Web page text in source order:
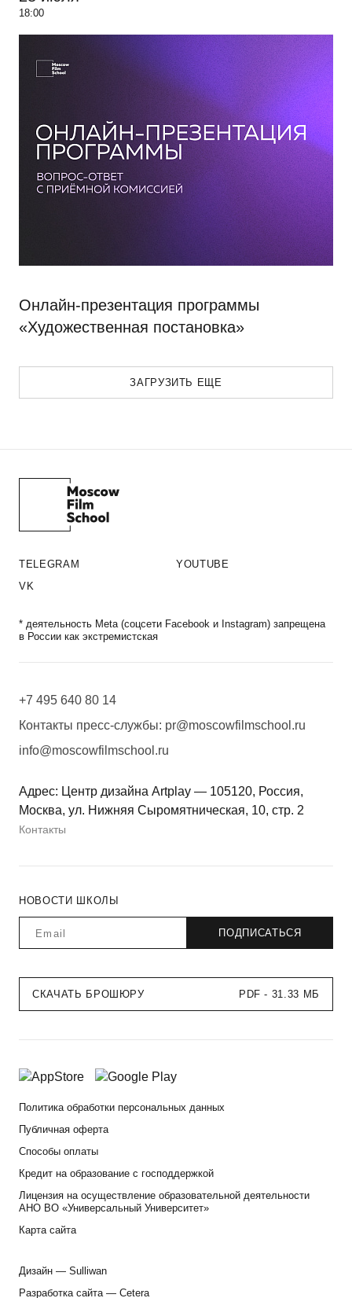
18:00
Онлайн-презентация программы
«Художественная постановка»
ЗАГРУЗИТЬ ЕЩЕ
TELEGRAM
YOUTUBE
VK
* деятельность Meta (соцсети Facebook и Instagram) запрещена
в России как экстремистская
+7 495 640 80 14
Контакты пресс-службы: pr@moscowfilmschool.ru
info@moscowfilmschool.ru
Адрес: Центр дизайна Artplay — 105120, Россия,
Москва, ул. Нижняя Сыромятническая, 10, стр. 2
Контакты
НОВОСТИ ШКОЛЫ
СКАЧАТЬ БРОШЮРУ PDF - 31.33 МБ
Политика обработки персональных данных
Публичная оферта
Способы оплаты
Кредит на образование с господдержкой
Лицензия на осуществление образовательной деятельности
АНО ВО «Универсальный Университет»
Карта сайта
Дизайн — Sulliwan
Разработка сайта — Cetera